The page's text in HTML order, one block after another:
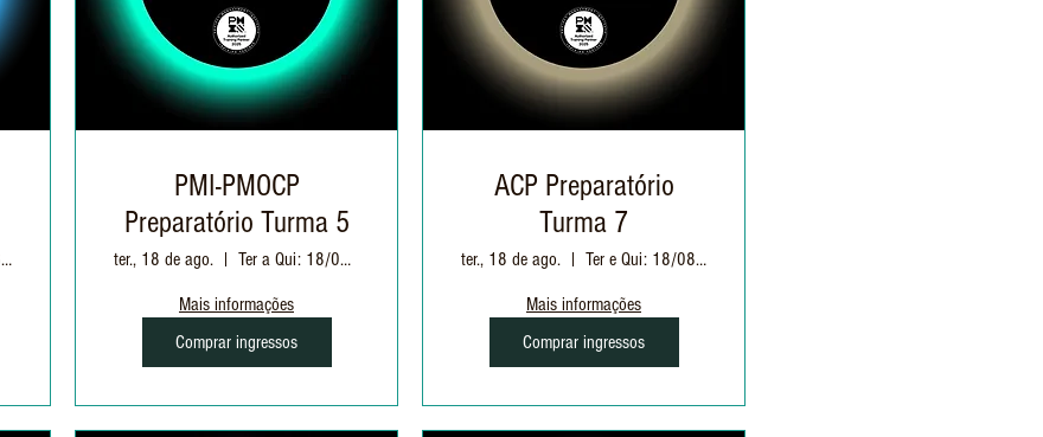
Ter e Qui: 11/08 à 03/09 | 19h as 22h30
PMI-PMOCP
Preparatório Turma 5
ter., 18 de ago. Ter a Qui: 18/08 à 08/09 | 19h às 22h30
Mais informações
Comprar ingressos
ACP Preparatório
Turma 7
ter., 18 de ago. Ter e Qui: 18/08 à 17/09 | 19h às 22h30
Mais informações
Comprar ingressos